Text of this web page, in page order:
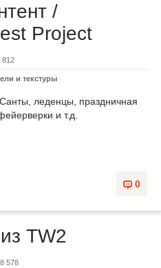
/
Project
812
и текстуры
леденцы, праздничная
и т.д.
0
TW2
578